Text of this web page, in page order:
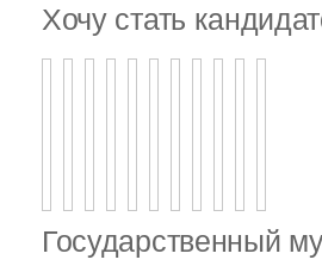
Хочу стать
Государственный